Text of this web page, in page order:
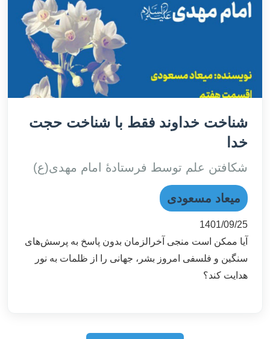
شناخت خداوند فقط با شناخت حجت
خدا
شکافتن علم توسط فرستادۀ امام مهدی(ع)
میعاد مسعودی
1401/09/25
آیا ممکن است منجی آخرالزمان بدون پاسخ به پرسش‌های
سنگین و فلسفی امروز بشر، جهانی را از ظلمات به نور
هدایت کند؟